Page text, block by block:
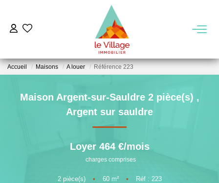
VENTE
GESTION
Nos Agences
Notre Équipe
Accueil Maisons A louer Référence 223
Maison Argent-sur-Sauldre 2 pièce(s) ,
Argent sur sauldre
Loyer 464 €/mois
charges comprises
2pièce(s) • 60m² • Réf : 223